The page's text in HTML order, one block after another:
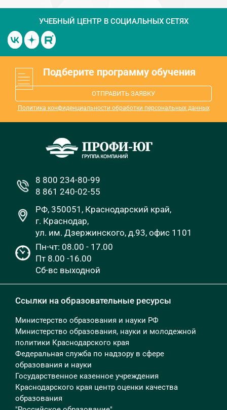
УЧЕБНЫЙ ЦЕНТР В СОЦИАЛЬНЫХ СЕТЯХ
Подберите программу обучения
ОТПРАВИТЬ ЗАЯВКУ
Политика конфиденциальности обработки персональных данных
8 800 234-80-99
8 861 240-02-55
РФ, 350051, Краснодарский край,
г. Краснодар,
ул. им. Дзержинского, д.93, офис 1101
Пн-чт: 08.00 - 17.00
Пт 8.00 -16.00
Сб-вс выходной
Ссылки на образовательные ресурсы
Министерство образования и науки РФ
Министерство образования, науки и молодежной
политики Краснодарского края
Федеральная служба по надзору в сфере
образования и науки
Государственное казенное учреждения
Краснодарского края центр оценки качества
образования